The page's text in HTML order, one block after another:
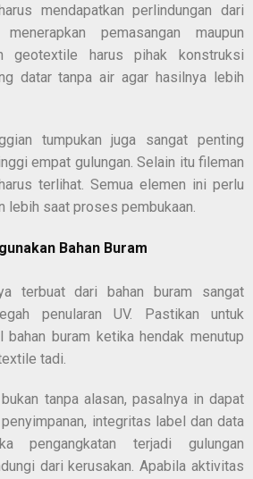
mendapatkan perlindungan dari
pemasangan maupun
geotextile harus pihak konstruksi
datar tanpa air agar hasilnya lebih
tumpukan juga sangat penting
empat gulungan. Selain itu fileman
terlihat. Semua elemen ini perlu
lebih saat proses pembukaan.
Bahan Buram
terbuat dari bahan buram sangat
penularan UV. Pastikan untuk
bahan buram ketika hendak menutup
tadi.
tanpa alasan, pasalnya in dapat
integritas label dan data
pengangkatan terjadi gulungan
dari kerusakan. Apabila aktivitas